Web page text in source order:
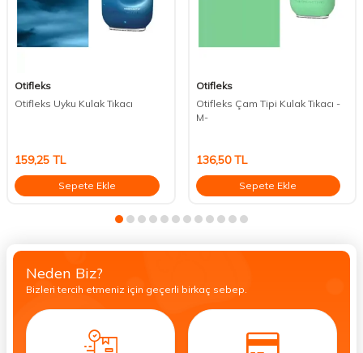
Otifleks
Otifleks Uyku Kulak Tıkacı
159,25 TL
Sepete Ekle
Otifleks
Otifleks Çam Tipi Kulak Tıkacı -
M-
136,50TL
Sepete Ekle
Neden Biz?
Bizleri tercih etmeniz için geçerli birkaç sebep.